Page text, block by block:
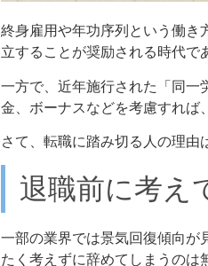
終身雇用や年功序列という働き
立することが奨励される時代で
一方で、近年施行された「同一
金、ボーナスなどを考慮すれば
さて、転職に踏み切る人の理由
退職前に考え
一部の業界では景気回復傾向が
たく考えずに辞めてしまうのは